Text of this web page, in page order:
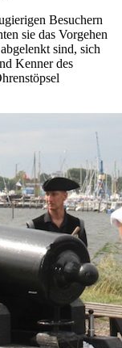
Besuchern
sie das Vorgehen
sind, sich
Kenner des